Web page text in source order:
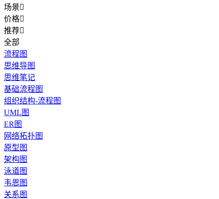
场景
价格
推荐
全部
流程图
思维导图
思维笔记
基础流程图
组织结构-流程图
UML图
ER图
网络拓扑图
原型图
架构图
泳道图
韦恩图
关系图